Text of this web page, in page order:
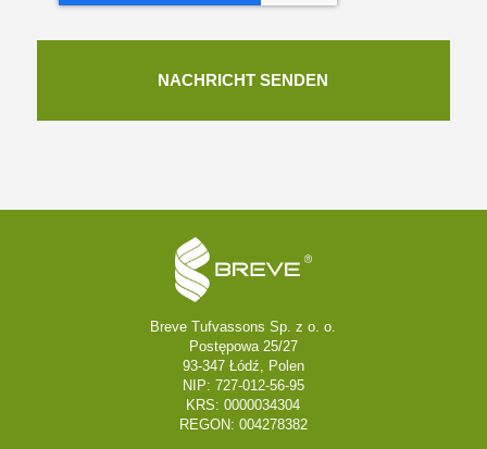
Breve Tufvassons Sp. z o. o.
Postępowa 25/27
93-347 Łódź, Polen
NIP: 727-012-56-95
KRS: 0000034304
REGON: 004278382